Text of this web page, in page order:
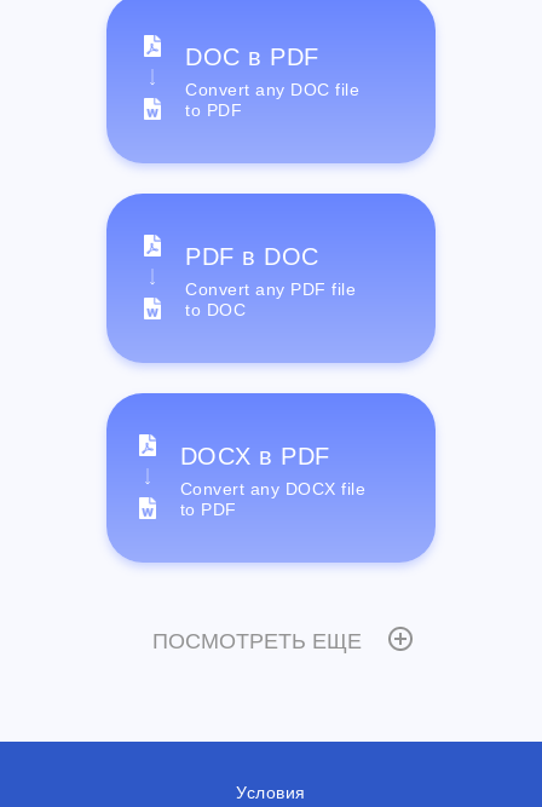
DOC в PDF
Convert any DOC file
to PDF
PDF в DOC
Convert any PDF file
to DOC
DOCX в PDF
Convert any DOCX file
to PDF
ПОСМОТРЕТЬ ЕЩЕ
Условия